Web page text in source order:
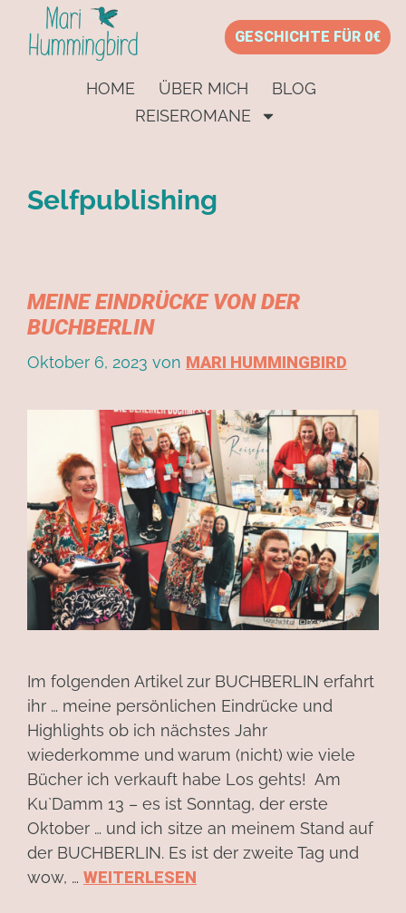
GESCHICHTE FÜR 0€
HOME ÜBER MICH
BLOG
REISEROMANE
Selfpublishing
MEINE EINDRÜCKE VON DER
BUCHBERLIN
Oktober 6, 2023 von MARI HUMMINGBIRD
Im folgenden Artikel zur BUCHBERLIN erfahrt
ihr … meine persönlichen Eindrücke und
Highlights ob ich nächstes Jahr
wiederkomme und warum (nicht) wie viele
Bücher ich verkauft habe Los gehts! Am
Ku`Damm 13 – es ist Sonntag, der erste
Oktober … und ich sitze an meinem Stand auf
der BUCHBERLIN. Es ist der zweite Tag und
wow, … WEITERLESEN